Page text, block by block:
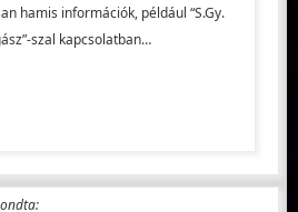
hamis információk, például “S.Gy.
szal kapcsolatban…